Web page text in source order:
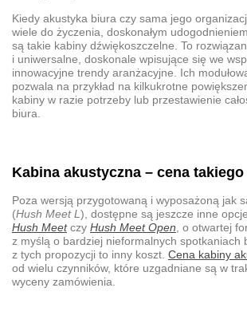
Kiedy akustyka biura czy sama jego
wiele do życzenia, doskonałym
są takie kabiny dźwiękoszczelne. To
i uniwersalne, doskonale wpisujące się we
innowacyjne trendy aranżacyjne. Ich
pozwala na przykład na kilkukrotne
kabiny w razie potrzeby lub przestawienie
biura.
Kabina akustyczna – cena takiego
Poza wersją przygotowaną i wyposażoną jak
(Hush Meet L), dostępne są jeszcze inne
Hush Meetczy Hush Meet Open, o otwartej
z myślą o bardziej nieformalnych spotkaniach
z tych propozycji to inny koszt. Cena kabiny
od wielu czynników, które uzgadniane są w
wyceny zamówienia.